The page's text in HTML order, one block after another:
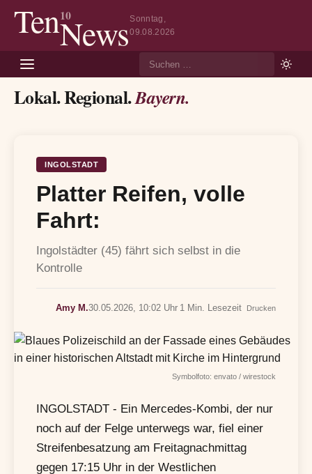
Ten10
NewsSonntag,
09.08.2026
Lokal. Regional.Bayern.
INGOLSTADT
Platter Reifen, volle
Fahrt:
Ingolstädter (45) fährt sich selbst in die
Kontrolle
Amy M.30.05.2026, 10:02 Uhr 1 Min. Lesezeit Drucken
Symbolfoto: envato / wirestock
INGOLSTADT - Ein Mercedes-Kombi, der nur
noch auf der Felge unterwegs war, fiel einer
Streifenbesatzung am Freitagnachmittag
gegen 17:15 Uhr in der Westlichen